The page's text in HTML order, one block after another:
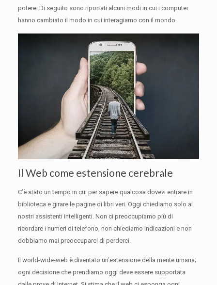
potere. Di seguito sono riportati alcuni modi in cui i computer
hanno cambiato il modo in cui interagiamo con il mondo.
Il Web come estensione cerebrale
C’è stato un tempo in cui per sapere qualcosa dovevi entrare in
biblioteca e girare le pagine di libri veri. Oggi chiediamo solo ai
nostri assistenti intelligenti. Non ci preoccupiamo più di
ricordare i numeri di telefono, non chiediamo indicazioni e non
dobbiamo mai preoccuparci di perderci.
Il world-wide-web è diventato un’estensione della mente umana;
ogni decisione che prendiamo oggi deve essere supportata